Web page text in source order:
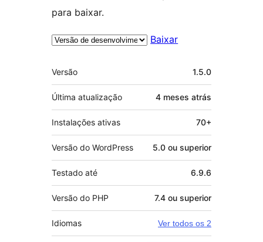
para baixar.
Baixar
Meta
Versão 1.5.0
Última atualização 4 meses atrás
Instalações ativas 70+
Versão do WordPress 5.0 ou superior
Testado até 6.9.6
Versão do PHP 7.4 ou superior
Idiomas Ver todos os 2